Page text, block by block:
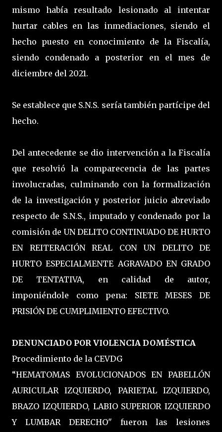
mismo había resultado lesionado al intentar
hurtar cables en las inmediaciones, siendo el
hecho puesto en conocimiento de la Fiscalía,
siendo condenado a posterior en el mes de
diciembre del 2021.
Se establece que S.N.S. sería también partícipe del
hecho.
Del antecedente se dio intervención a la Fiscalía
que resolvió la comparecencia de las partes
involucradas, culminando con la formalización
de la investigación y posterior juicio abreviado
respecto de S.N.S., imputado y condenado por la
comisión de UN DELITO CONTINUADO DE HURTO
EN REITERACIÓN REAL CON UN DELITO DE
HURTO ESPECIALMENTE AGRAVADO EN GRADO
DE TENTATIVA, en calidad de autor,
imponiéndole como pena: SIETE MESES DE
PRISIÓN DE CUMPLIMIENTO EFECTIVO.
DENUNCIADO POR VIOLENCIA DOMÉSTICA
Procedimiento de la CEVDG
“HEMATOMAS EVOLUCIONADOS EN PABELLÓN
AURICULAR IZQUIERDO, PARIETAL IZQUIERDO,
BRAZO IZQUIERDO, LABIO SUPERIOR IZQUIERDO
Y LUMBAR DERECHO" fueron las lesiones